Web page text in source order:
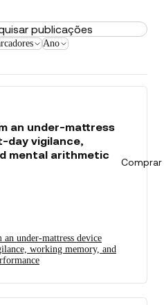
Ano
an under-mattress
day vigilance,
mental arithmetic
under-mattress device
working memory, and